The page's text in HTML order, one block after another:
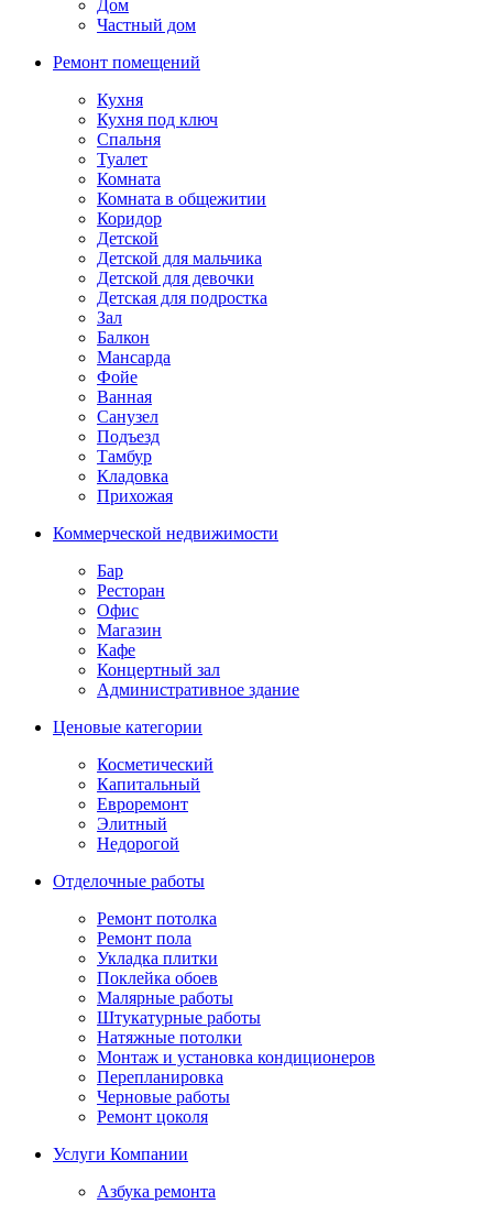
Дом
Частный дом
Ремонт помещений
Кухня
Кухня под ключ
Спальня
Туалет
Комната
Комната в общежитии
Коридор
Детской
Детской для мальчика
Детской для девочки
Детская для подростка
Зал
Балкон
Мансарда
Фойе
Ванная
Санузел
Подъезд
Тамбур
Кладовка
Прихожая
Коммерческой недвижимости
Бар
Ресторан
Офис
Магазин
Кафе
Концертный зал
Административное здание
Ценовые категории
Косметический
Капитальный
Евроремонт
Элитный
Недорогой
Отделочные работы
Ремонт потолка
Ремонт пола
Укладка плитки
Поклейка обоев
Малярные работы
Штукатурные работы
Натяжные потолки
Монтаж и установка кондиционеров
Перепланировка
Черновые работы
Ремонт цоколя
Услуги Компании
Азбука ремонта